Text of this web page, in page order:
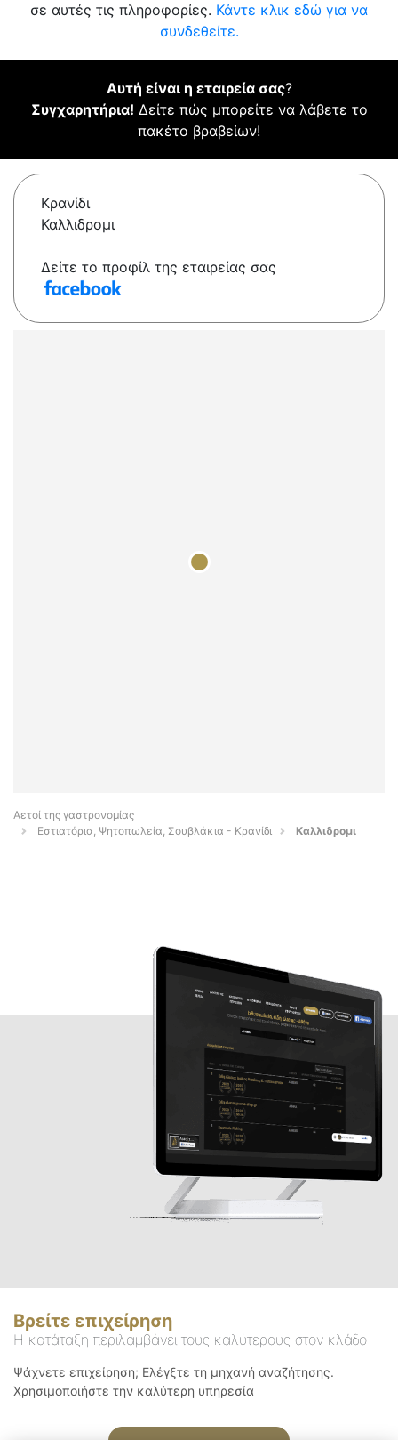
σε αυτές τις πληροφορίες. Κάντε κλικ εδώ για να
συνδεθείτε.
Αυτή είναι η εταιρεία σας?
Συγχαρητήρια! Δείτε πώς μπορείτε να λάβετε το
πακέτο βραβείων!
Κρανίδι
Καλλιδρομι
Δείτε το προφίλ της εταιρείας σας
Αετοί της γαστρονομίας
Εστιατόρια, Ψητοπωλεία, Σουβλάκια - Κρανίδι
Καλλιδρομι
Βρείτε επιχείρηση
Η κατάταξη περιλαμβάνει τους καλύτερους στον κλάδο
Ψάχνετε επιχείρηση; Ελέγξτε τη μηχανή αναζήτησης.
Χρησιμοποιήστε την καλύτερη υπηρεσία